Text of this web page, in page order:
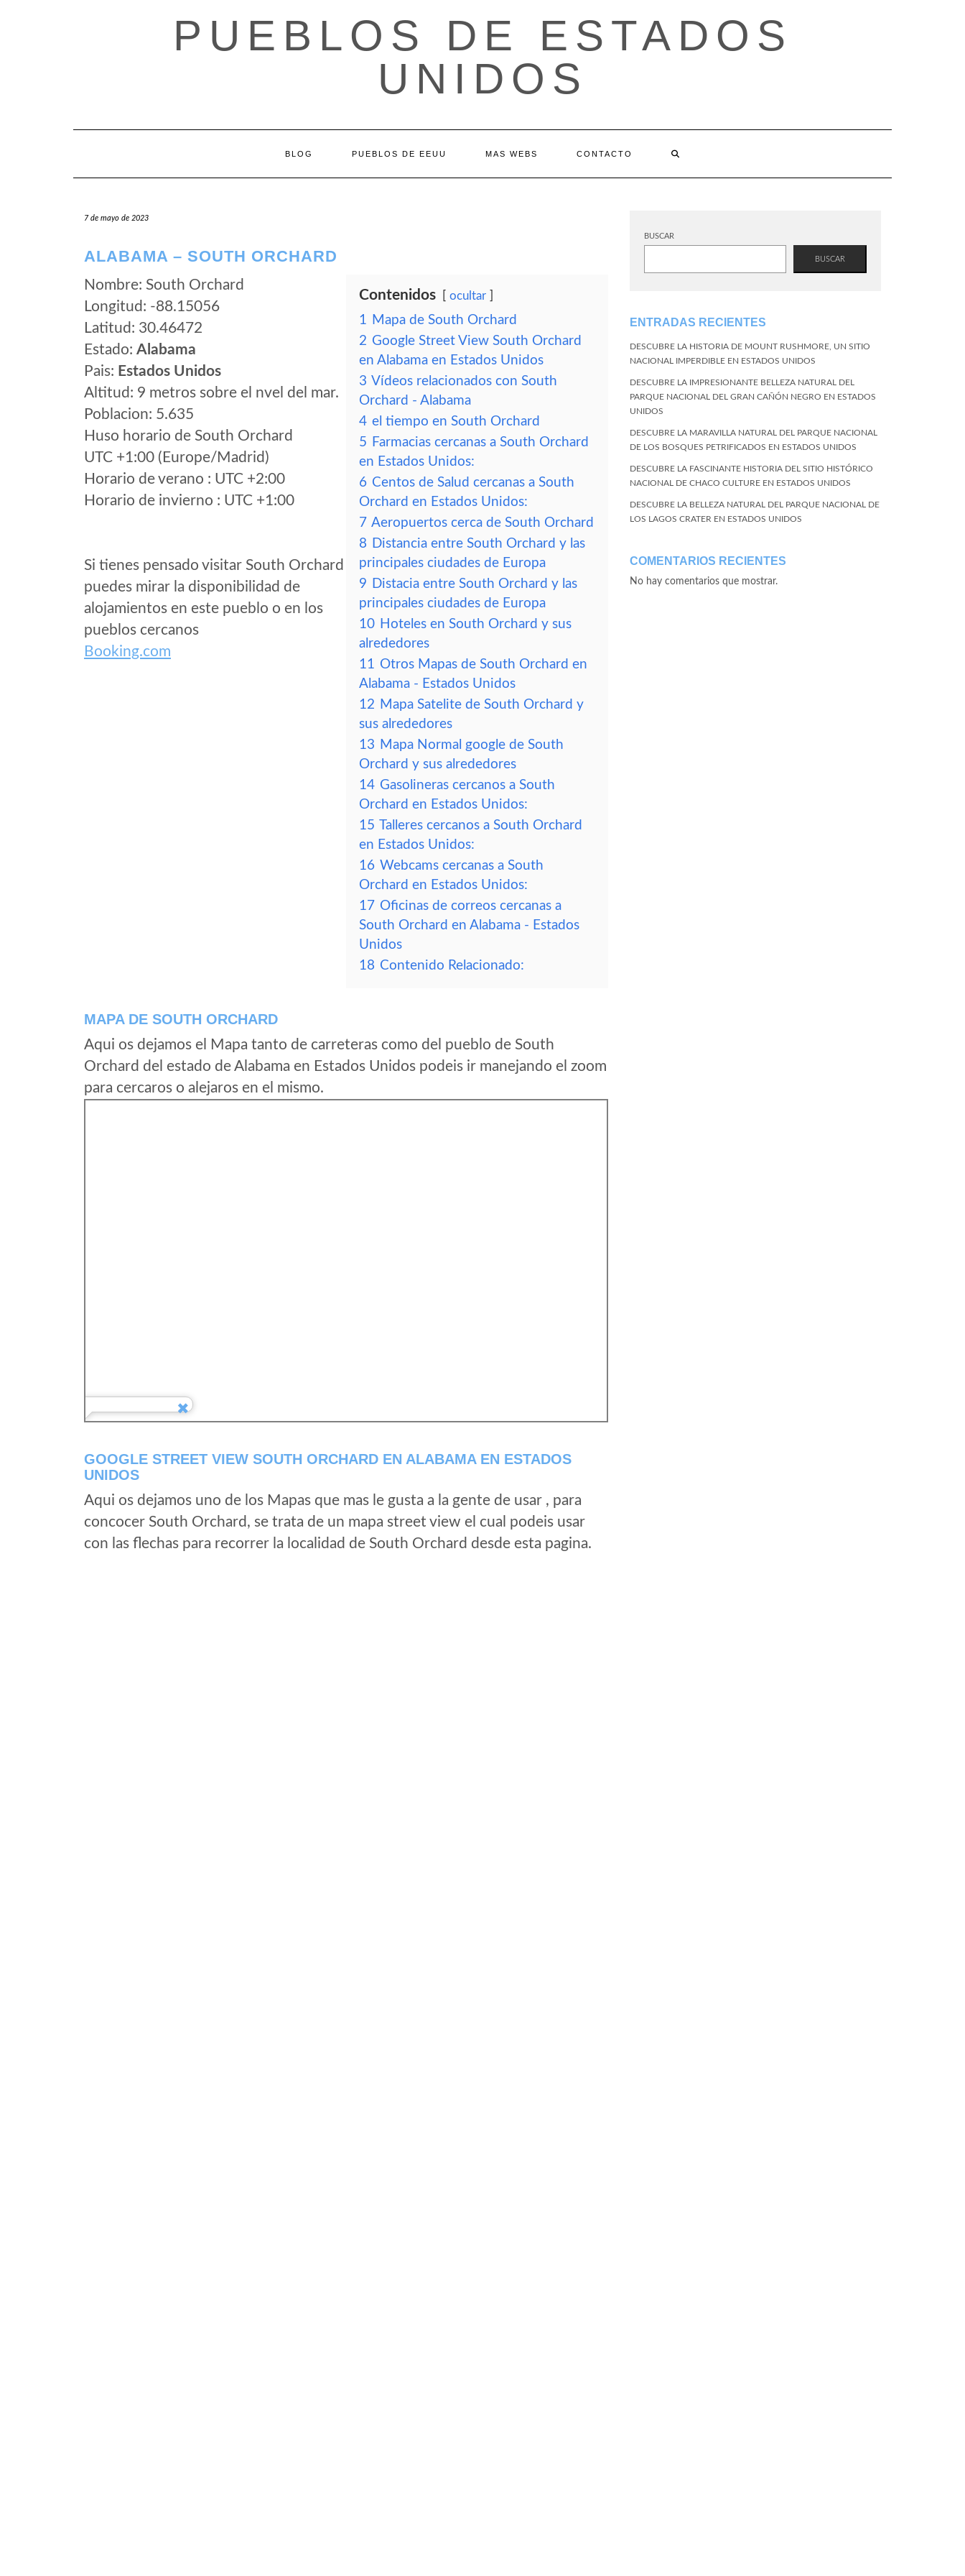
PUEBLOS DE ESTADOS
UNIDOS
BLOG PUEBLOS DE EEUU MAS WEBS CONTACTO
7 de mayo de 2023
ALABAMA – SOUTH ORCHARD
Nombre: South Orchard
Longitud: -88.15056
Latitud: 30.46472
Estado: Alabama
Pais: Estados Unidos
Altitud: 9 metros sobre el nvel del mar.
Poblacion: 5.635
Huso horario de South Orchard
UTC +1:00 (Europe/Madrid)
Horario de verano : UTC +2:00
Horario de invierno : UTC +1:00
Si tienes pensado visitar South Orchard
puedes mirar la disponibilidad de
alojamientos en este pueblo o en los
pueblos cercanos
Booking.com
Contenidos ocultar
1 Mapa de South Orchard
2 Google Street View South Orchard
en Alabama en Estados Unidos
3 Vídeos relacionados con South
Orchard - Alabama
4 el tiempo en South Orchard
5 Farmacias cercanas a South Orchard
en Estados Unidos:
6 Centos de Salud cercanas a South
Orchard en Estados Unidos:
7 Aeropuertos cerca de South Orchard
8 Distancia entre South Orchard y las
principales ciudades de Europa
9 Distacia entre South Orchard y las
principales ciudades de Europa
10 Hoteles en South Orchard y sus
alrededores
11 Otros Mapas de South Orchard en
Alabama - Estados Unidos
12 Mapa Satelite de South Orchard y
sus alrededores
13 Mapa Normal google de South
Orchard y sus alrededores
14 Gasolineras cercanos a South
Orchard en Estados Unidos:
15 Talleres cercanos a South Orchard
en Estados Unidos:
16 Webcams cercanas a South
Orchard en Estados Unidos:
17 Oficinas de correos cercanas a
South Orchard en Alabama - Estados
Unidos
18 Contenido Relacionado:
MAPA DE SOUTH ORCHARD
Aqui os dejamos el Mapa tanto de carreteras como del pueblo de South
Orchard del estado de Alabama en Estados Unidos podeis ir manejando el zoom
para cercaros o alejaros en el mismo.
GOOGLE STREET VIEW SOUTH ORCHARD EN ALABAMA EN ESTADOS
UNIDOS
Aqui os dejamos uno de los Mapas que mas le gusta a la gente de usar , para
concocer South Orchard, se trata de un mapa street view el cual podeis usar
con las flechas para recorrer la localidad de South Orchard desde esta pagina.
BUSCAR
BUSCAR
ENTRADAS RECIENTES
DESCUBRE LA HISTORIA DE MOUNT RUSHMORE, UN SITIO
NACIONAL IMPERDIBLE EN ESTADOS UNIDOS
DESCUBRE LA IMPRESIONANTE BELLEZA NATURAL DEL
PARQUE NACIONAL DEL GRAN CAÑÓN NEGRO EN ESTADOS
UNIDOS
DESCUBRE LA MARAVILLA NATURAL DEL PARQUE NACIONAL
DE LOS BOSQUES PETRIFICADOS EN ESTADOS UNIDOS
DESCUBRE LA FASCINANTE HISTORIA DEL SITIO HISTÓRICO
NACIONAL DE CHACO CULTURE EN ESTADOS UNIDOS
DESCUBRE LA BELLEZA NATURAL DEL PARQUE NACIONAL DE
LOS LAGOS CRATER EN ESTADOS UNIDOS
COMENTARIOS RECIENTES
No hay comentarios que mostrar.